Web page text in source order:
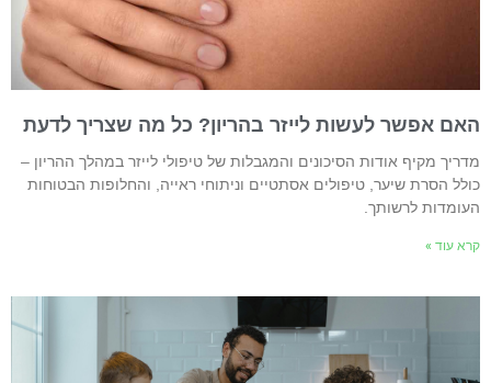
אפשר לעשות לייזר בהריון? כל מה שצריך לדעת
מקיף אודות הסיכונים והמגבלות של טיפולי לייזר במהלך ההריון –
הסרת שיער, טיפולים אסתטיים וניתוחי ראייה, והחלופות הבטוחות
לרשותך.
עוד »